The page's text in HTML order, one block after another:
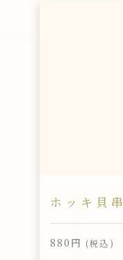
ホッキ貝串
880円 (税込)